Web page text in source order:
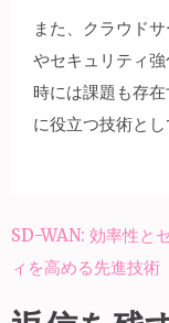
また、クラウド
やセキュリティ
時には課題も存
に役立つ技術と
投
SD-WAN: 効率性と
ィを高める先進技術